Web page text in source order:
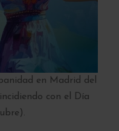
en Madrid del
con el Día